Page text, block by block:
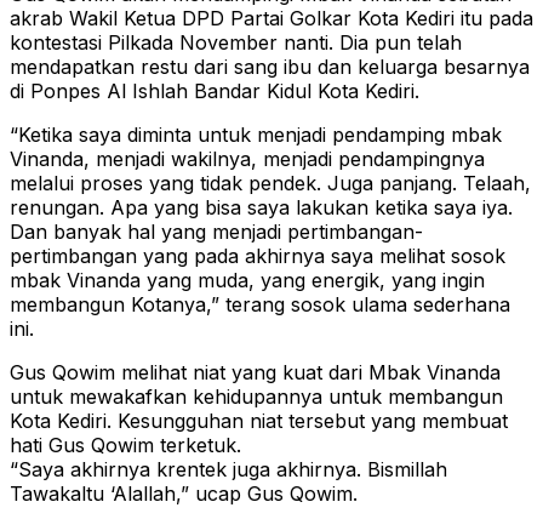
akrab Wakil Ketua DPD Partai Golkar Kota Kediri itu pada
kontestasi Pilkada November nanti. Dia pun telah
mendapatkan restu dari sang ibu dan keluarga besarnya
di Ponpes Al Ishlah Bandar Kidul Kota Kediri.
“Ketika saya diminta untuk menjadi pendamping mbak
Vinanda, menjadi wakilnya, menjadi pendampingnya
melalui proses yang tidak pendek. Juga panjang. Telaah,
renungan. Apa yang bisa saya lakukan ketika saya iya.
Dan banyak hal yang menjadi pertimbangan-
pertimbangan yang pada akhirnya saya melihat sosok
mbak Vinanda yang muda, yang energik, yang ingin
membangun Kotanya,” terang sosok ulama sederhana
ini.
Gus Qowim melihat niat yang kuat dari Mbak Vinanda
untuk mewakafkan kehidupannya untuk membangun
Kota Kediri. Kesungguhan niat tersebut yang membuat
hati Gus Qowim terketuk.
“Saya akhirnya krentek juga akhirnya. Bismillah
Tawakaltu ‘Alallah,” ucap Gus Qowim.